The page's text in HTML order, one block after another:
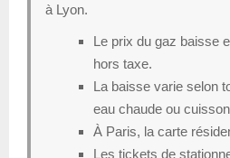
à Lyon.
Le prix du gaz baisse
hors taxe.
La baisse varie selon
eau chaude ou
À Paris, la carte
Les tickets de